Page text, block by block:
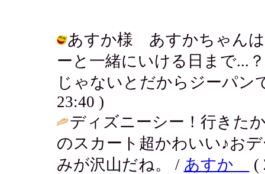
あすか様 あすかちゃん
ーと一緒にいける日まで...
じゃないとだからジーパン
23:40 )
ディズニーシー！行きた
のスカート超かわいい♪お
みが沢山だね。 / あすか
(